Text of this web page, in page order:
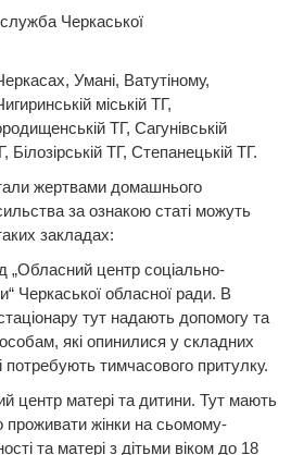
Черкаської
Умані, Ватутіному,
міській ТГ,
ТГ, Сагунівській
Білозірській ТГ, Степанецькій ТГ.
жертвами домашнього
за ознакою статі можуть
закладах:
„Обласний центр соціально-
Черкаської обласної ради. В
тут надають допомогу та
які опинилися у складних
потребують тимчасового притулку.
центр матері та дитини. Тут мають
проживати жінки на сьомому-
та матері з дітьми віком до 18